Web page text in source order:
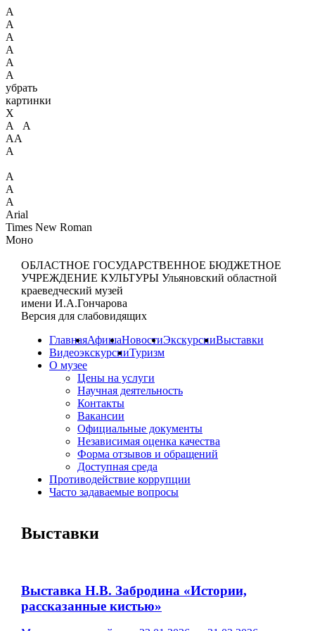
А
А
А
А
А
А
убрать
картинки
X
А А
АА
А
А
А
А
Arial
Times New Roman
Моно
ОБЛАСТНОЕ ГОСУДАРСТВЕННОЕ БЮДЖЕТНОЕ
УЧРЕЖДЕНИЕ КУЛЬТУРЫ Ульяновский областной
краеведческий музей
имени И.А.Гончарова
Версия для слабовидящих
ГлавнаяАфишаНовостиЭкскурсииВыставки
ВидеоэкскурсииТуризм
О музее
Цены на услуги
Научная деятельность
Контакты
Вакансии
Официальные документы
Независимая оценка качества
Форма отзывов и обращений
Доступная среда
Противодействие коррупции
Часто задаваемые вопросы
Выставки
Выставка Н.В. Забродина «Истории,
рассказанные кистью»